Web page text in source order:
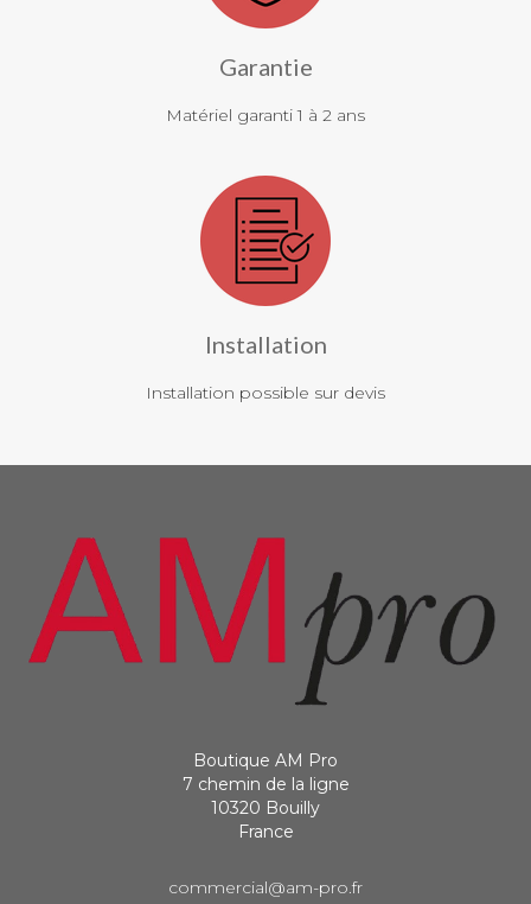
Garantie
Matériel garanti 1 à 2 ans
Installation
Installation possible sur devis
Boutique AM Pro
7 chemin de la ligne
10320 Bouilly
France
commercial@am-pro.fr